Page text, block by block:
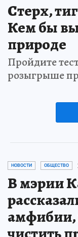
Стерх,
Кем бы
природе
Пройдите
розыгрыше
НОВОСТИ ОБЩЕСТВО
В мэрии
амфибии,